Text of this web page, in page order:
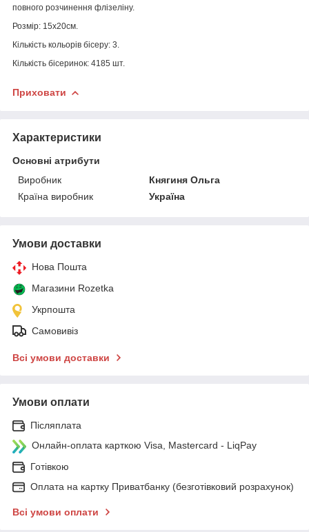
повного розчинення флізеліну.
Розмір: 15х20см.
Кількість кольорів бісеру: 3.
Кількість бісеринок: 4185 шт.
Приховати
Характеристики
Основні атрибути
Виробник
Княгиня Ольга
Країна виробник
Україна
Умови доставки
Нова Пошта
Магазини Rozetka
Укрпошта
Самовивіз
Всі умови доставки
Умови оплати
Післяплата
Онлайн-оплата карткою Visa, Mastercard - LiqPay
Готівкою
Оплата на картку Приватбанку (безготівковий розрахунок)
Всі умови оплати